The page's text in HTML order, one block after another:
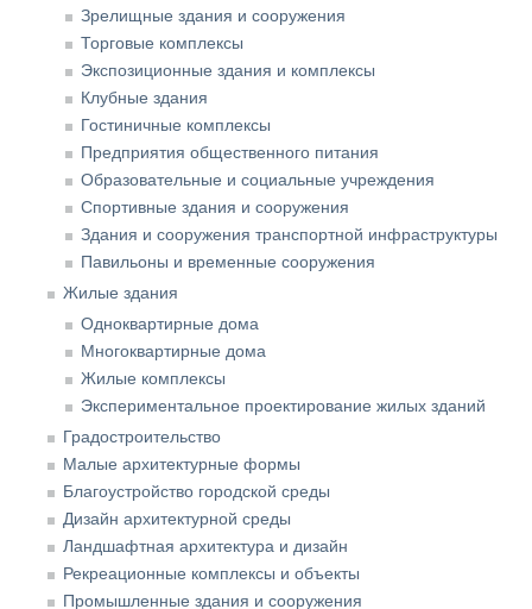
Зрелищные здания и сооружения
Торговые комплексы
Экспозиционные здания и комплексы
Клубные здания
Гостиничные комплексы
Предприятия общественного питания
Образовательные и социальные учреждения
Спортивные здания и сооружения
Здания и сооружения транспортной инфраструктуры
Павильоны и временные сооружения
Жилые здания
Одноквартирные дома
Многоквартирные дома
Жилые комплексы
Экспериментальное проектирование жилых зданий
Градостроительство
Малые архитектурные формы
Благоустройство городской среды
Дизайн архитектурной среды
Ландшафтная архитектура и дизайн
Рекреационные комплексы и объекты
Промышленные здания и сооружения